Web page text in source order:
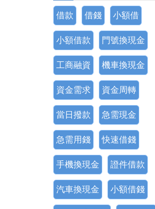
借款 借錢 小額借
小額借款 門號換現金
工商融資 機車換現金
資金需求 資金周轉
當日撥款 急需現金
急需用錢 快速借錢
手機換現金 證件借款
汽車換現金 小額借錢